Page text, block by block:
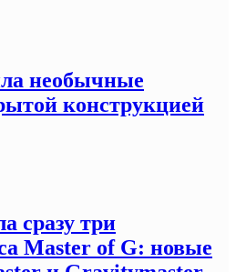
необычные
конструкцией
сразу три
Master of G: новые